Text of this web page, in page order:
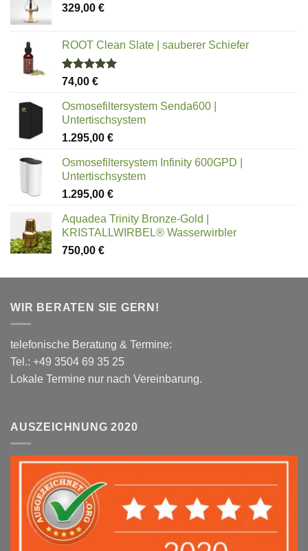
329,00 €
ROOT Clean Slate | sauberer Schiefer
Bewertet
mit
von 5
74,00 €
Osmosefiltersystem Senda600 |
Untertischsystem
1.295,00 €
Osmosefiltersystem Infinity 600GPD |
Untertischsystem
1.295,00 €
Aquadea Trinity Bronze-Gold |
KRISTALLWIRBEL® Wasserwirbler
750,00 €
WIR BERATEN SIE GERN!
telefonische Beratung & Termine:
Tel.: +49 3504 69 35 25
Lokale Termine nur nach Vereinbarung.
AUSZEICHNUNG 2020